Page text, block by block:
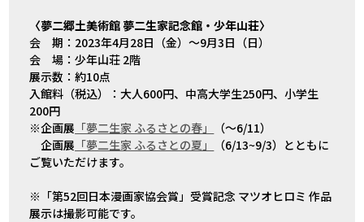
〈夢二郷土美術館 夢二生家記念館・少年山荘〉
会 期：2023年4月28日（金）～9月3日（日）
会 場：少年山荘 2階
展示数：約10点
入館料（税込）：大人600円、中高大学生250円、小学生
200円
※企画展 「夢二生家 ふるさとの春」
（～6/11）
企画展 「夢二生家 ふるさとの夏」
（6/13~9/3）とともに
ご覧いただけます。
※「第52回日本漫画家協会賞」受賞記念 マツオヒロミ 作品
展示は撮影可能です。